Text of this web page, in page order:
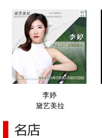
李婷
黛艺美拉